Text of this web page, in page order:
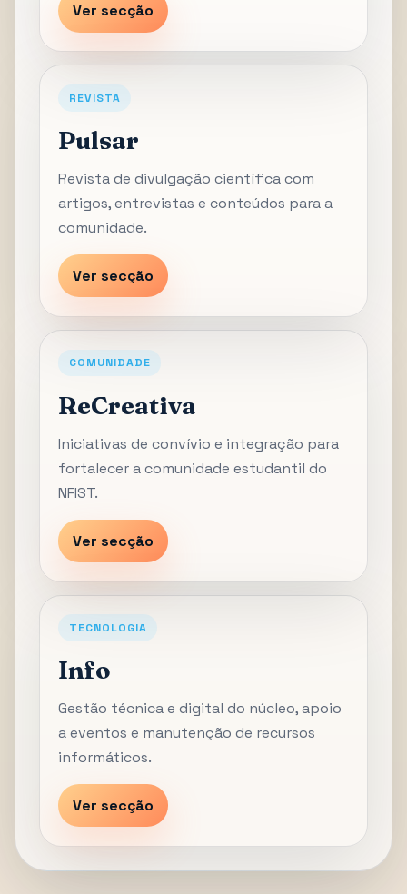
Ver secção
REVISTA
Pulsar
Revista de divulgação científica com
artigos, entrevistas e conteúdos para a
comunidade.
Ver secção
COMUNIDADE
ReCreativa
Iniciativas de convívio e integração para
fortalecer a comunidade estudantil do
NFIST.
Ver secção
TECNOLOGIA
Info
Gestão técnica e digital do núcleo, apoio
a eventos e manutenção de recursos
informáticos.
Ver secção